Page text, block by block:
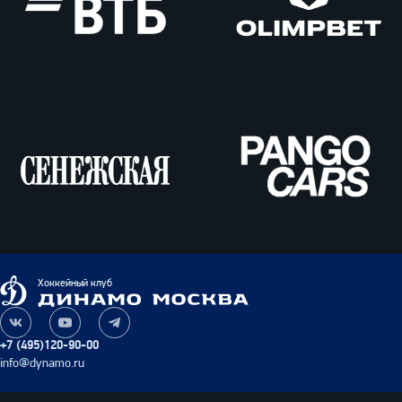
Cars
Динамо
Москва
Хоккейный клуб
+7 (495)120-90-00
info@dynamo.ru
Наша
группа
ВКонтакте
Наш
канал
на
Наш
канал